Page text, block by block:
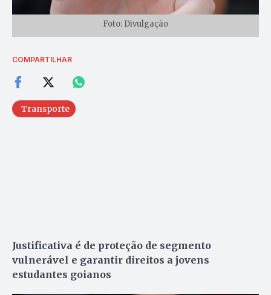
Foto: Divulgação
COMPARTILHAR
Transporte
Justificativa é de proteção de segmento
vulnerável e garantir direitos a jovens
estudantes goianos